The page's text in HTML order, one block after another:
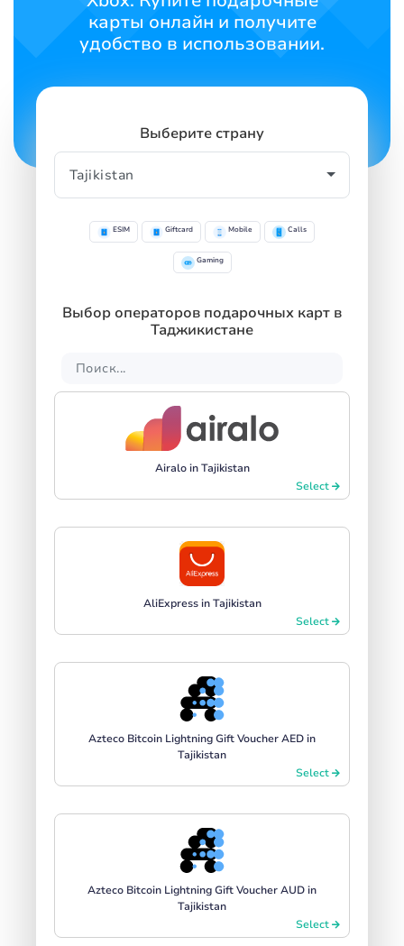
карты онлайн и получите
удобство в использовании.
Выберите страну
ESIM Giftcard Mobile Calls
Gaming
Выбор операторов подарочных карт в
Таджикистане
Airalo in Tajikistan
Select
AliExpress in Tajikistan
Select
Azteco Bitcoin Lightning Gift Voucher AED in
Tajikistan
Select
Azteco Bitcoin Lightning Gift Voucher AUD in
Tajikistan
Select